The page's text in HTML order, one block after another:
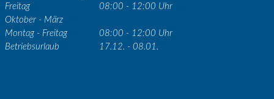
Freitag
08:00 - 12:00 Uhr
Oktober - März
Montag - Freitag
08:00 - 12:00 Uhr
Betriebsurlaub
17.12. - 08.01.